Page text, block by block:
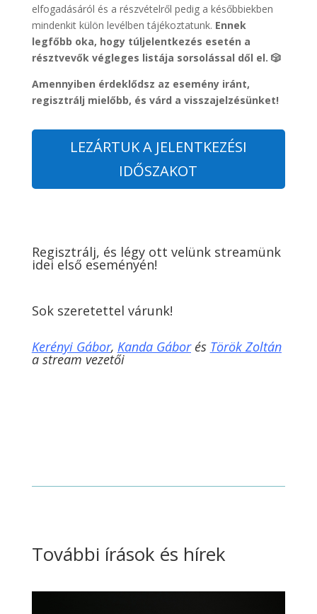
elfogadásáról és a részvételről pedig a későbbiekben
mindenkit külön levélben tájékoztatunk. Ennek
legfőbb oka, hogy túljelentkezés esetén a
résztvevők végleges listája sorsolással dől el. 🎲
Amennyiben érdeklődsz az esemény iránt,
regisztrálj mielőbb, és várd a visszajelzésünket!
LEZÁRTUK A JELENTKEZÉSI
IDŐSZAKOT
Regisztrálj, és légy ott velünk streamünk
idei első eseményén!
Sok szeretettel várunk!
Kerényi Gábor, Kanda Gábor és Török Zoltán
a stream vezetői
További írások és hírek